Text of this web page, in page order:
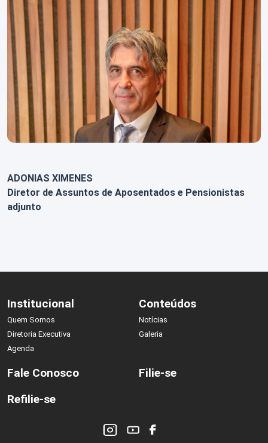
ADONIAS XIMENES
Diretor de Assuntos de Aposentados e Pensionistas
adjunto
Institucional
Quem Somos
Diretoria Executiva
Agenda
Conteúdos
Notícias
Galeria
Fale Conosco
Filie-se
Refilie-se